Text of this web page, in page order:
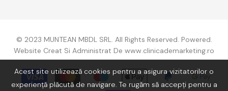
© 2023 MUNTEAN MBDL SRL. All Rights Reserved. Powered.
Website Creat Si Administrat De www.clinicademarketing.ro
Metode
de
Acest site utilizează cookies pentru a asigura vizitatorilor o
experiență plăcută de navigare. Te rugăm să accepți pentru a